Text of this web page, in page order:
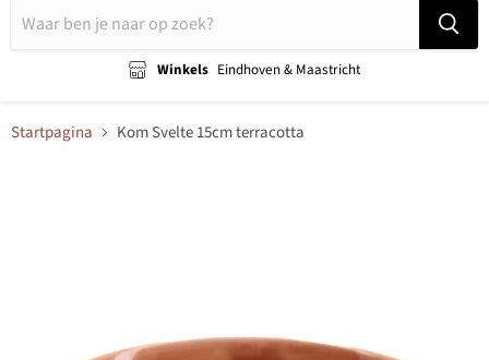
Winkels Eindhoven & Maastricht
Startpagina Kom Svelte 15cm terracotta